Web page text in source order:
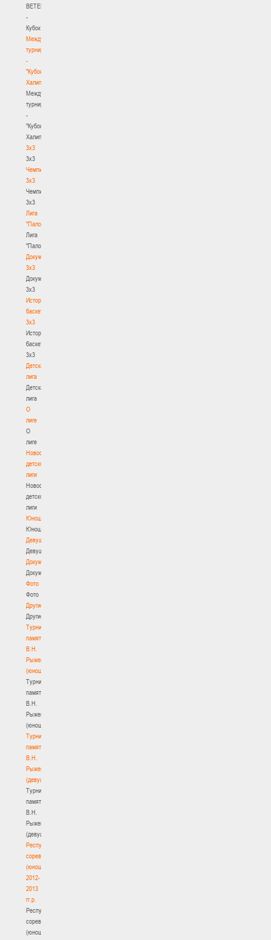
BETERA
-
Кубок
Международный
турнир
-
"Кубок
Халипского"
Международный
турнир
-
"Кубок
Халипского"
3x3
3x3
Чемпионат
3х3
Чемпионат
3х3
Лига
"Палова"
Лига
"Палова"
Документы
3х3
Документы
3х3
История
баскетбола
3х3
История
баскетбола
3х3
Детская
лига
Детская
лига
О
лиге
О
лиге
Новости
детской
лиги
Новости
детской
лиги
Юноши
Юноши
Девушки
Девушки
Документы
Документы
Фото
Фото
Другие
Другие
Турнир
памяти
В.Н.
Рыженкова
(юноши)
Турнир
памяти
В.Н.
Рыженкова
(юноши)
Турнир
памяти
В.Н.
Рыженкова
(девушки)
Турнир
памяти
В.Н.
Рыженкова
(девушки)
Республиканские
соревнования
(юноши)
2012-
2013
гг.р.
Республиканские
соревнования
(юноши)